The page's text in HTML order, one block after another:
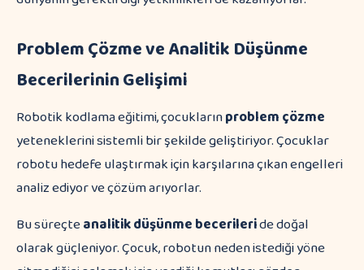
Problem Çözme ve Analitik Düşünme
Becerilerinin Gelişimi
Robotik kodlama eğitimi, çocuklarınproblem çözme
yeteneklerini sistemli bir şekilde geliştiriyor. Çocuklar
robotu hedefe ulaştırmak için karşılarına çıkan engelleri
analiz ediyor ve çözüm arıyorlar.
Bu süreçteanalitik düşünme becerileride doğal
olarak güçleniyor. Çocuk, robotun neden istediği yöne